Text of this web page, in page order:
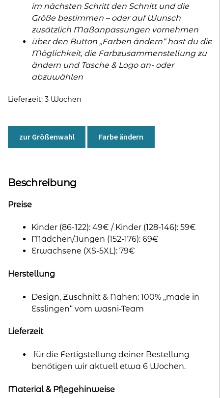
im nächsten Schritt den Schnitt und die
Größe bestimmen – oder auf Wunsch
zusätzlich Maßanpassungen vornehmen
über den Button „Farben ändern“ hast du die
Möglichkeit, die Farbzusammenstellung zu
ändern und Tasche & Logo an- oder
abzuwählen
Lieferzeit: 3 Wochen
zur Größenwahl Farbe ändern
Beschreibung
Preise
Kinder (86-122): 49€ / Kinder (128-146): 59€
Mädchen/Jungen (152-176): 69€
Erwachsene (XS-5XL): 79€
Herstellung
Design, Zuschnitt & Nähen: 100% „made in
Esslingen“ vom wasni-Team
Lieferzeit
für die Fertigstellung deiner Bestellung
benötigen wir aktuell etwa 6 Wochen.
Material & Pflegehinweise